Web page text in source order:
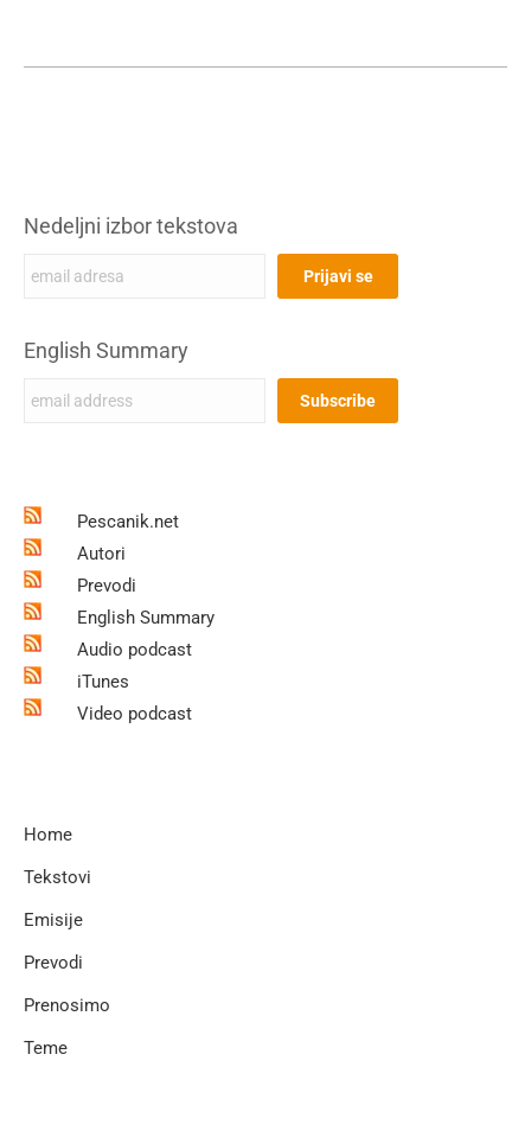
Nedeljni izbor tekstova
English Summary
Pescanik.net
Autori
Prevodi
English Summary
Audio podcast
iTunes
Video podcast
Home
Tekstovi
Emisije
Prevodi
Prenosimo
Teme